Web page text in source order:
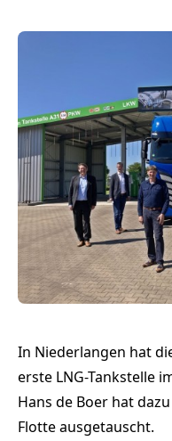
In Niederlangen hat
erste LNG-Tankstelle
Hans de Boer hat
Flotte ausgetauscht.